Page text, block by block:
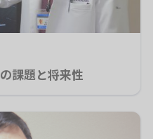
課題と将来性